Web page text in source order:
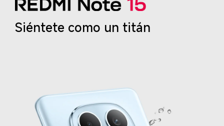
Siéntete como un titán